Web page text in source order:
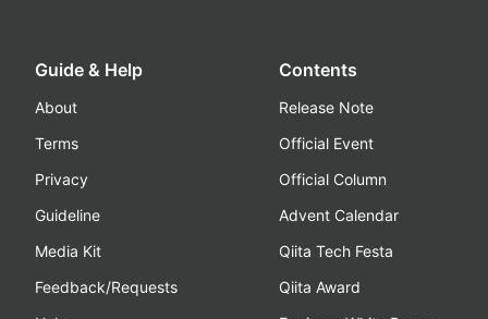
Guide & Help
About
Terms
Privacy
Guideline
Media Kit
Feedback/Requests
Contents
Release Note
Official Event
Official Column
Advent Calendar
Qiita Tech Festa
Qiita Award